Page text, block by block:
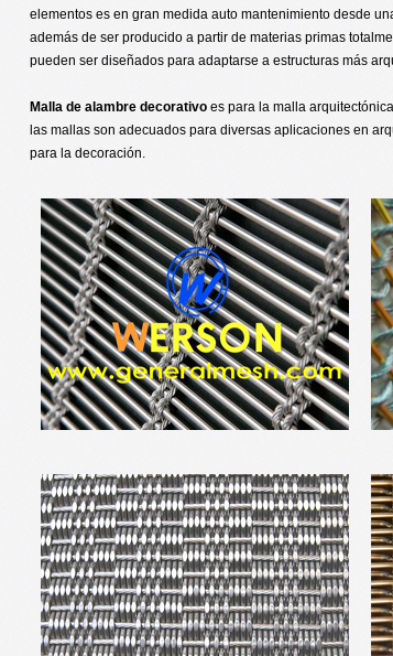
elementos es en gran medida auto mantenimiento desde
además de ser producido a partir de materias primas
pueden ser diseñados para adaptarse a estructuras más
Malla de alambre decorativo es para la malla
las mallas son adecuados para diversas aplicaciones en
para la decoración.